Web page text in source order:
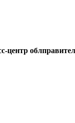
центр